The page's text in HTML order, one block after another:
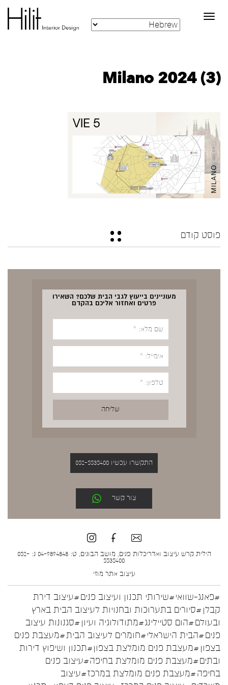
Toggle
navigation
Milano 2024 (3)
פוסט קודם
מעוניינים בייעוץ לגבי הבית שלכם? השאירו
פרטים ואחזור אליכם בהקדם
התקשרו עכשיו 052-5535400
צור קשר
הילית קרש עיצוב ואדריכלות פנים, מושב הבונים, ט: 04-9894848 נ: 052-
5535400
עיצוב אתר מוזי
#פאנג-שוואי#שירותי תכנון ועיצוב פנים#עיצוב דירת
קבלן #סיורים בתערוכות ובחנויות לעיצוב הבית בארץ
ובעולם#הום סטיילינג#מתודולוגיה ועיון #סגנונות עיצוב
פנים#הבית הישראלי#חומרים לעיצוב הבית#מעצבת פנים
בצפון #מעצבת פנים מומלצת בצפון#תכנון ושיפוץ דירות
ובתים#מעצבת פנים מומלצת בחיפה#עיצוב פנים
בחיפה#מעצבת פנים מומלצת במרכז#עיצוב